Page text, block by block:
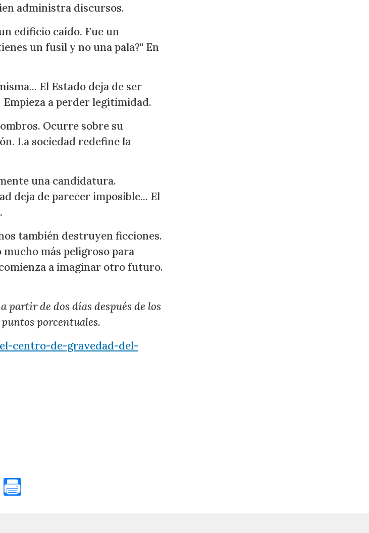
administra discursos.
edificio caído. Fue un
un fusil y no una pala?" En
El Estado deja de ser
Empieza a perder legitimidad.
Ocurre sobre su
La sociedad redefine la
una candidatura.
deja de parecer imposible... El
también destruyen ficciones.
más peligroso para
a imaginar otro futuro.
partir de dos días después de los
porcentuales.
centro-de-gravedad-del-